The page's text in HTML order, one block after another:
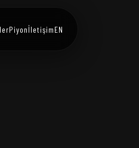
PiyonİletişimEN